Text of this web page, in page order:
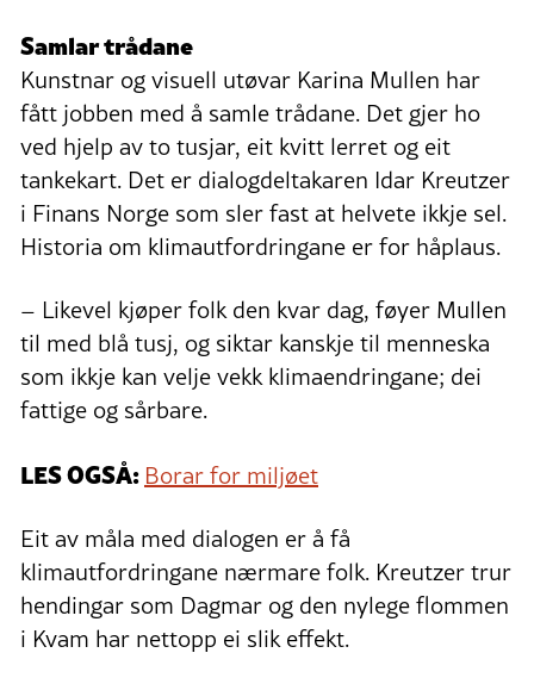
Samlar trådane
Kunstnar og visuell utøvar Karina Mullen har
fått jobben med å samle trådane. Det gjer ho
ved hjelp av to tusjar, eit kvitt lerret og eit
tankekart. Det er dialogdeltakaren Idar Kreutzer
i Finans Norge som sler fast at helvete ikkje sel.
Historia om klimautfordringane er for håplaus.
– Likevel kjøper folk den kvar dag, føyer Mullen
til med blå tusj, og siktar kanskje til menneska
som ikkje kan velje vekk klimaendringane; dei
fattige og sårbare.
LES OGSÅ: Borar for miljøet
Eit av måla med dialogen er å få
klimautfordringane nærmare folk. Kreutzer trur
hendingar som Dagmar og den nylege flommen
i Kvam har nettopp ei slik effekt.